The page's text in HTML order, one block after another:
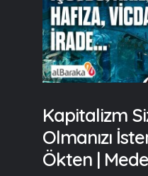
Kapitalizm
Olmanızı
Ökten |